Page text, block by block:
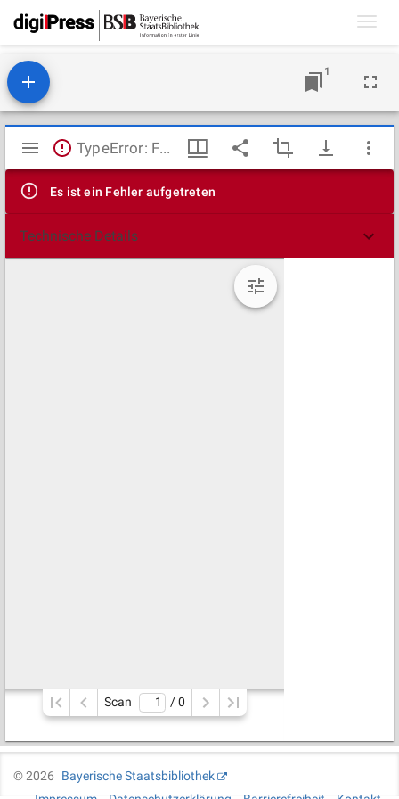
1
Mirador
Viewer
TypeError: Failed to fetch
Es ist ein Fehler aufgetreten
Technische Details
Scan / 0
©2026
Bayerische Staatsbibliothek